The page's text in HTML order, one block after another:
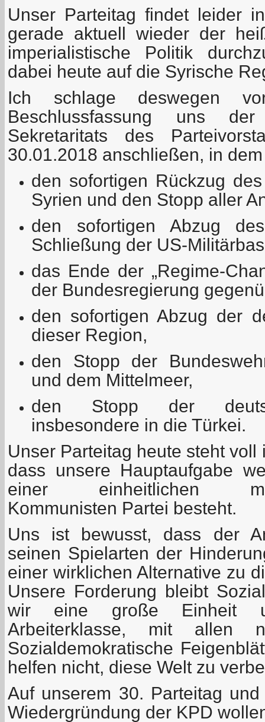
Unser Parteitag findet leider
gerade aktuell wieder der
imperialistische Politik
dabei heute auf die Syrische
Ich schlage deswegen
Beschlussfassung uns
Sekretaritats des
30.01.2018 anschließen, in
den sofortigen Rückzug
Syrien und den Stopp aller
den sofortigen Abzug
Schließung der US-
das Ende der „Regime-
der Bundesregierung
den sofortigen Abzug der
dieser Region,
den Stopp der
und dem Mittelmeer,
den Stopp der
insbesondere in die Türkei.
Unser Parteitag heute steht
dass unsere Hauptaufgabe
einer einheitlichen
Kommunisten Partei besteht.
Uns ist bewusst, dass der
seinen Spielarten der
einer wirklichen Alternative zu
Unsere Forderung bleibt
wir eine große Einheit
Arbeiterklasse, mit allen
Sozialdemokratische
helfen nicht, diese Welt zu
Auf unserem 30. Parteitag
Wiedergründung der KPD